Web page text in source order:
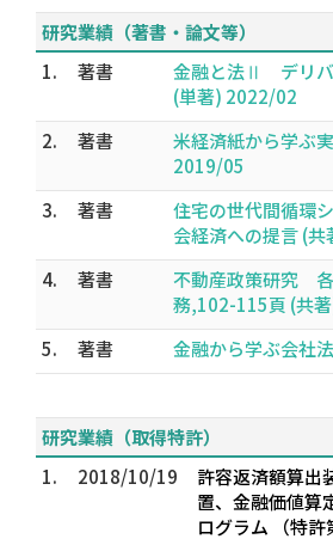
研究業績（著書・論文等）
1.
著書
金融と法Ⅱ デリバ
(単著) 2022/02
2.
著書
米経済紙から学ぶ
2019/05
3.
著書
住宅の世代間循環
会経済への提言 (
4.
著書
不動産政策研究
務,102-115頁 (共
5.
著書
金融から学ぶ会社
研究業績（取得特許）
1.
2018/10/19
許容返済額算出
置、金融価値算
ログラム （特許